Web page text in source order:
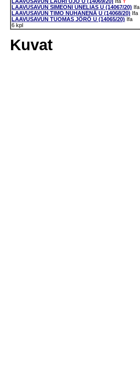
LAAVUSAVUN SIMEONI UNELIAS U (14067/20) Ifa
LAAVUSAVUN TIMO NUHANENÄ U (14068/20) Ifa
LAAVUSAVUN TUOMAS JÖRÖ U (14065/20) Ifa
6 kpl
Kuvat